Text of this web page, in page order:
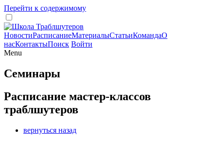
Перейти к содержимому
НовостиРасписаниеМатериалыСтатьиКомандаО
насКонтактыПоиск Войти
Menu
Семинары
Расписание мастер-классов
траблшутеров
вернуться назад